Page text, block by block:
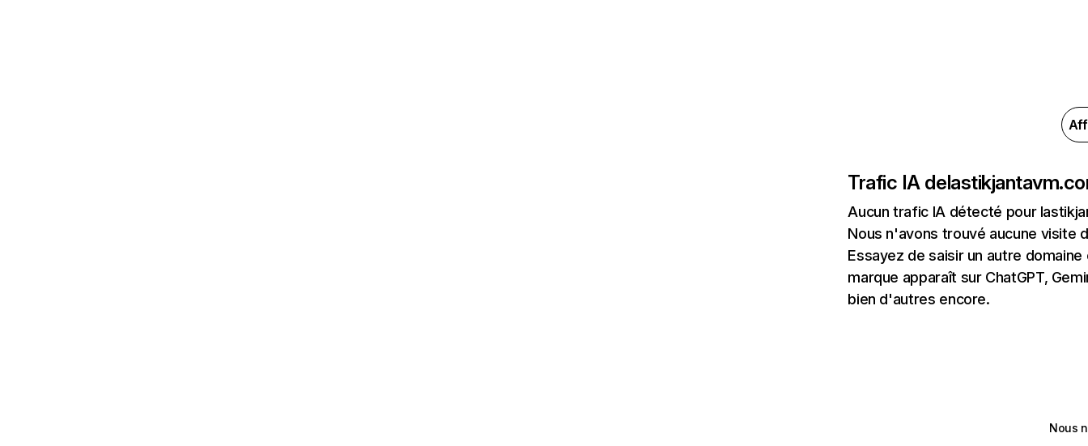
Trafic IA de
Aucun trafic IA détecté pour
Nous n'avons trouvé aucune visite
Essayez de saisir un autre
marque apparaît sur ChatGPT,
bien d'autres encore.
Nous